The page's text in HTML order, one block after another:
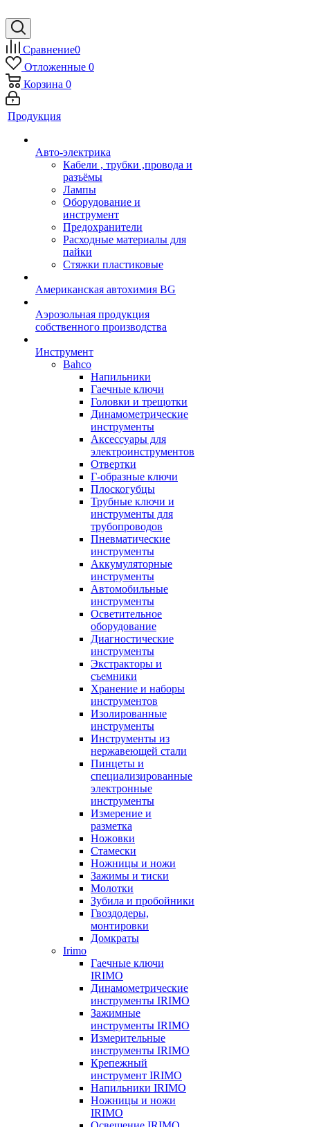
Сравнение0
Отложенные 0
Корзина 0
Продукция
Авто-электрика
Кабели , трубки ,провода и
разъёмы
Лампы
Оборудование и
инструмент
Предохранители
Расходные материалы для
пайки
Стяжки пластиковые
Американская автохимия BG
Аэрозольная продукция
собственного производства
Инструмент
Bahco
Напильники
Гаечные ключи
Головки и трещотки
Динамометрические
инструменты
Аксессуары для
электроинструментов
Отвертки
Г-образные ключи
Плоскогубцы
Трубные ключи и
инструменты для
трубопроводов
Пневматические
инструменты
Аккумуляторные
инструменты
Автомобильные
инструменты
Осветительное
оборудование
Диагностические
инструменты
Экстракторы и
съемники
Хранение и наборы
инструментов
Изолированные
инструменты
Инструменты из
нержавеющей стали
Пинцеты и
специализированные
электронные
инструменты
Измерение и
разметка
Ножовки
Стамески
Ножницы и ножи
Зажимы и тиски
Молотки
Зубила и пробойники
Гвоздодеры,
монтировки
Домкраты
Irimo
Гаечные ключи
IRIMO
Динамометрические
инструменты IRIMO
Зажимные
инструменты IRIMO
Измерительные
инструменты IRIMO
Крепежный
инструмент IRIMO
Напильники IRIMO
Ножницы и ножи
IRIMO